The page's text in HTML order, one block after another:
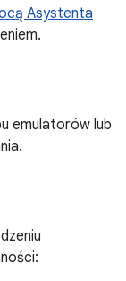
Asystenta
emulatorów lub